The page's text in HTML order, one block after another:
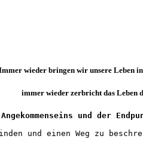
wieder bringen wir unsere Leben
immer wieder zerbricht das Leben
und der
und einen Weg zu